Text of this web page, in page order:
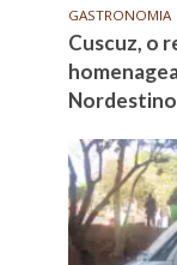
GASTRONOMIA
Cuscuz, o
Nordestino